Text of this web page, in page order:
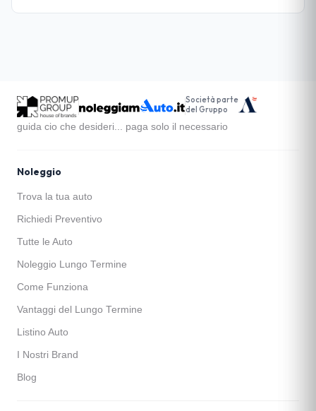
Società parte
del Gruppo
guida cio che desideri... paga solo il necessario
Noleggio
Trova la tua auto
Richiedi Preventivo
Tutte le Auto
Noleggio Lungo Termine
Come Funziona
Vantaggi del Lungo Termine
Listino Auto
I Nostri Brand
Blog